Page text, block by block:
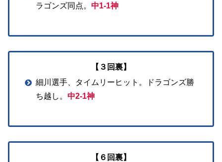
ラゴンズ同点。中1-1神
【３回裏】
細川選手、タイムリーヒット。ドラゴンズ勝
ち越し。中2-1神
【６回裏】